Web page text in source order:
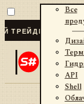
ДЛЯ .NET И
Все
API
Shell